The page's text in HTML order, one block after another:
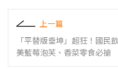
上一篇
「平替版垂坤」超狂！國民
美藍莓泡芙、香菜零食必搶